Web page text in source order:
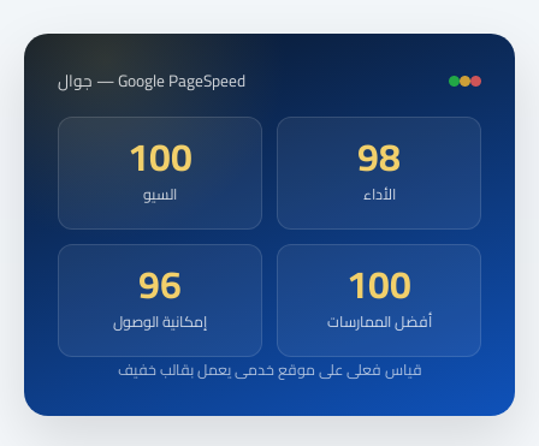
Google PageSpeed — جوال
98
الأداء
100
السيو
100
أفضل الممارسات
96
إمكانية الوصول
قياس فعلى على موقع خدمى يعمل بقالب خفيف